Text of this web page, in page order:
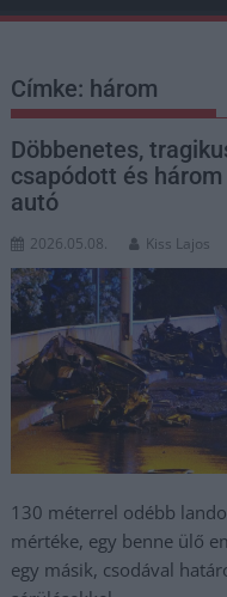
Címke: három
Döbbenetes,
csapódott és
autó
2026.05.08. Kiss Lajos
130 méterrel odébb
mértéke, egy benne ülő
egy másik, csodával